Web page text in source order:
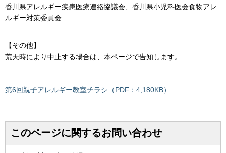
香川県アレルギー疾患医療連絡協議会、香川県小児科医会食物アレ
ルギー対策委員会
【その他】
荒天時により中止する場合は、本ページで告知します。
第6回親子アレルギー教室チラシ（PDF：4,180KB）
このページに関するお問い合わせ